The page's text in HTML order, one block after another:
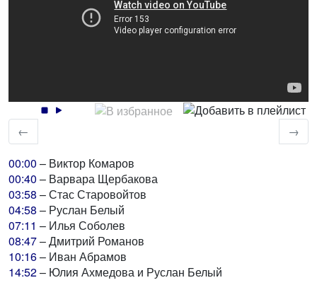
←
→
00:00 – Виктор Комаров
00:40 – Варвара Щербакова
03:58 – Стас Старовойтов
04:58 – Руслан Белый
07:11 – Илья Соболев
08:47– Дмитрий Романов
10:16– Иван Абрамов
14:52– Юлия Ахмедова и Руслан Белый